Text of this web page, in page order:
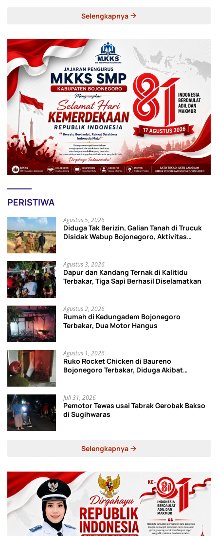
Selengkapnya
PERISTIWA
Agustus 5, 2026
Diduga Tak Berizin, Galian Tanah di Trucuk
Disidak Wabup Bojonegoro, Aktivitas
Agustus 3, 2026
Dapur dan Kandang Ternak di Kalitidu
Terbakar, Tiga Sapi Berhasil Diselamatkan
Agustus 2, 2026
Rumah di Kedungadem Bojonegoro
Terbakar, Dua Motor Hangus
Agustus 1, 2026
Ruko Rocket Chicken di Baureno
Bojonegoro Terbakar, Diduga Akibat
Juli 31, 2026
Pemotor Tewas usai Tabrak Gerobak Bakso
di Sugihwaras
Selengkapnya